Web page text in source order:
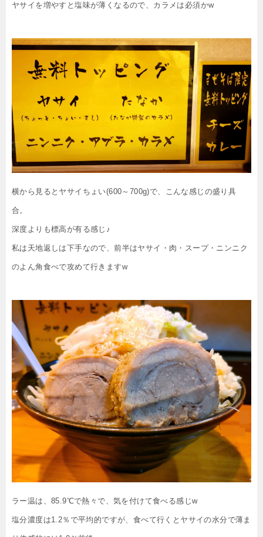
ヤサイを増やすと塩味が薄くなるので、カラメは必須かw
横から見るとヤサイちょい(600～700g)で、こんな感じの盛り具
合。
深度よりも標高が有る感じ♪
私は天地返しは下手なので、前半はヤサイ・肉・スープ・ニンニク
のよん角食べで攻めて行きますw
ラー温は、85.9℃で熱々で、気を付けて食べる感じw
塩分濃度は1.2％で平均的ですが、食べて行くとヤサイの水分で薄ま